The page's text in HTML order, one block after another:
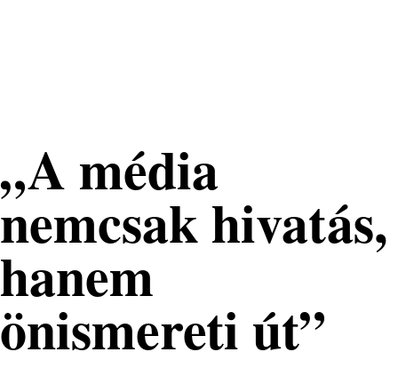
„A média
nemcsak hivatás,
hanem
önismereti út”